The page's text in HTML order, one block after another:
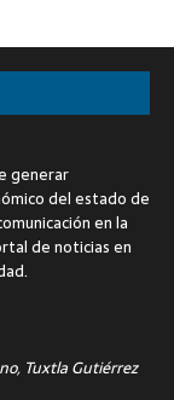
generar
del estado de
en la
de noticias en
Tuxtla Gutiérrez